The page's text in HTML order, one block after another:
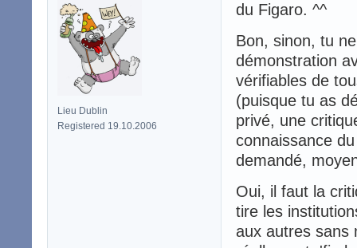
Lieu Dublin
Registered 19.10.2006
du Figaro. ^^
Bon, sinon, tu
démonstration
vérifiables de
(puisque tu as
privé, une
connaissance
demandé,
Oui, il faut la
tire les
aux autres sans